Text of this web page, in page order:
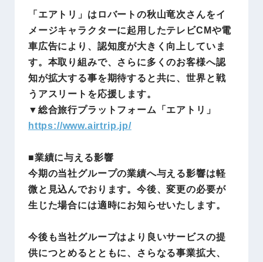
「エアトリ」はロバートの秋山竜次さんをイ
メージキャラクターに起用したテレビCMや電
車広告により、認知度が大きく向上していま
す。本取り組みで、さらに多くのお客様へ認
知が拡大する事を期待すると共に、世界と戦
うアスリートを応援します。
▼総合旅行プラットフォーム「エアトリ」
https://www.airtrip.jp/
■業績に与える影響
今期の当社グループの業績へ与える影響は軽
微と見込んでおります。今後、変更の必要が
生じた場合には適時にお知らせいたします。
今後も当社グループはより良いサービスの提
供につとめるとともに、さらなる事業拡大、